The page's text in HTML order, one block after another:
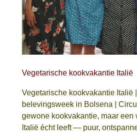
Vegetarische kookvakantie Italië
Vegetarische kookvakantie Italië
belevingsweek in Bolsena |
gewone kookvakantie, maar een
Italië écht leeft — puur,